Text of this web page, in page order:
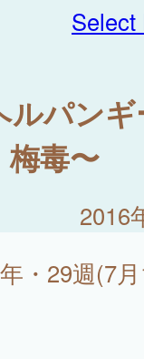
Select
ルパン
梅毒〜
2016
・29週(7月